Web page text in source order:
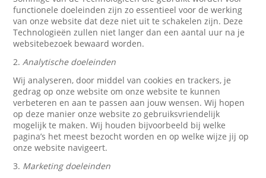
functionele doeleinden zijn zo essentieel voor de werking
van onze website dat deze niet uit te schakelen zijn. Deze
Technologieën zullen niet langer dan een aantal uur na je
websitebezoek bewaard worden.
2.Analytische doeleinden
Wij analyseren, door middel van cookies en trackers, je
gedrag op onze website om onze website te kunnen
verbeteren en aan te passen aan jouw wensen. Wij hopen
op deze manier onze website zo gebruiksvriendelijk
mogelijk te maken. Wij houden bijvoorbeeld bij welke
pagina’s het meest bezocht worden en op welke wijze jij op
onze website navigeert.
3. Marketing doeleinden